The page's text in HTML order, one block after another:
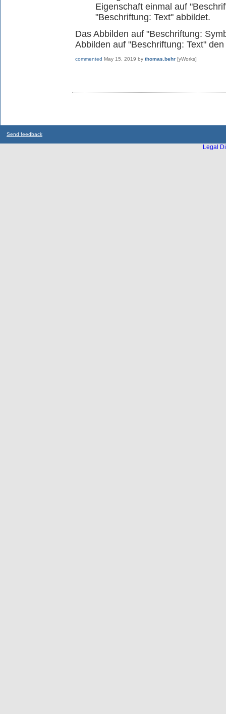
Eigenschaft einmal auf
"Beschriftung: Text" abbildet.
Das Abbilden auf "Beschriftung:
Abbilden auf "Beschriftung: Text"
commented May 15, 2019 by thomas.behr [yWorks]
Send feedback
Legal